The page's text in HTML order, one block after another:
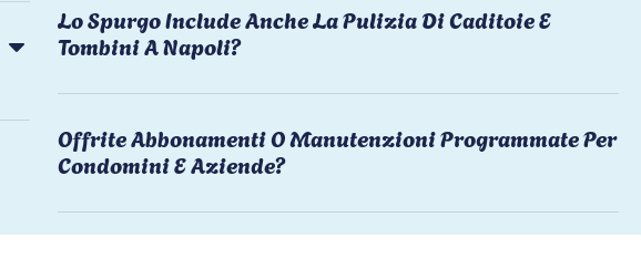
Lo Spurgo Include Anche La Pulizia Di Caditoie E
Tombini A Napoli?
Offrite Abbonamenti O Manutenzioni Programmate Per
Condomini E Aziende?